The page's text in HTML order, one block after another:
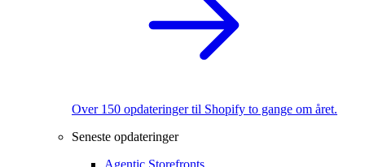
Over 150 opdateringer til Shopify to gange om året.
Seneste opdateringer
Agentic Storefronts